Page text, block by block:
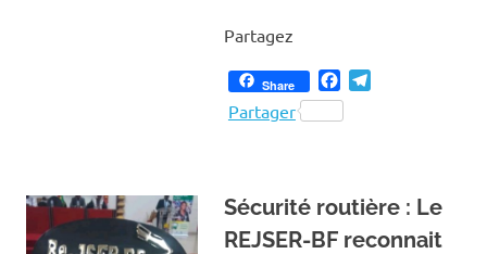
Partagez
Share Facebook
Partager
Sécurité routière : Le
REJSER-BF reconnait